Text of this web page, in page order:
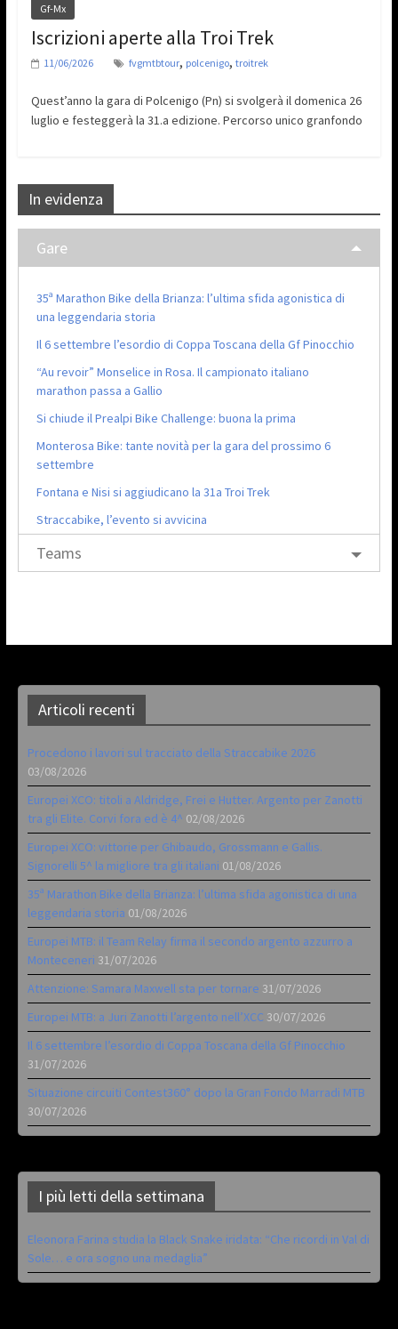
Gf-Mx
Iscrizioni aperte alla Troi Trek
11/06/2026 fvgmtbtour, polcenigo, troitrek
Quest’anno la gara di Polcenigo (Pn) si svolgerà il domenica 26
luglio e festeggerà la 31.a edizione. Percorso unico granfondo
In evidenza
Gare
35ª Marathon Bike della Brianza: l’ultima sfida agonistica di
una leggendaria storia
Il 6 settembre l’esordio di Coppa Toscana della Gf Pinocchio
“Au revoir” Monselice in Rosa. Il campionato italiano
marathon passa a Gallio
Si chiude il Prealpi Bike Challenge: buona la prima
Monterosa Bike: tante novità per la gara del prossimo 6
settembre
Fontana e Nisi si aggiudicano la 31a Troi Trek
Straccabike, l’evento si avvicina
Teams
Articoli recenti
Procedono i lavori sul tracciato della Straccabike 2026
03/08/2026
Europei XCO: titoli a Aldridge, Frei e Hutter. Argento per Zanotti
tra gli Elite. Corvi fora ed è 4^ 02/08/2026
Europei XCO: vittorie per Ghibaudo, Grossmann e Gallis.
Signorelli 5^ la migliore tra gli italiani 01/08/2026
35ª Marathon Bike della Brianza: l’ultima sfida agonistica di una
leggendaria storia 01/08/2026
Europei MTB: il Team Relay firma il secondo argento azzurro a
Monteceneri 31/07/2026
Attenzione: Samara Maxwell sta per tornare 31/07/2026
Europei MTB: a Juri Zanotti l’argento nell’XCC 30/07/2026
Il 6 settembre l’esordio di Coppa Toscana della Gf Pinocchio
31/07/2026
Situazione circuiti Contest360° dopo la Gran Fondo Marradi MTB
30/07/2026
I più letti della settimana
Eleonora Farina studia la Black Snake iridata: “Che ricordi in Val di
Sole… e ora sogno una medaglia”